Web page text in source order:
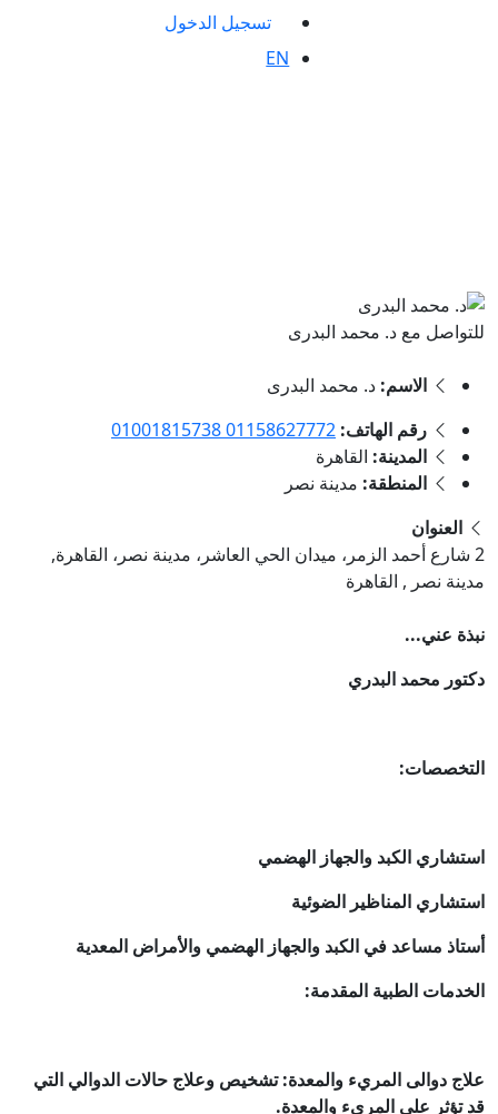
تسجيل الدخول
EN
للتواصل مع د. محمد البدرى
الاسم: د. محمد البدرى
رقم الهاتف: 01158627772 01001815738
المدينة: القاهرة
المنطقة: مدينة نصر
العنوان
2 شارع أحمد الزمر، ميدان الحي العاشر، مدينة نصر، القاهرة,
مدينة نصر , القاهرة
نبذة عني...
دكتور محمد البدري
التخصصات:
استشاري الكبد والجهاز الهضمي
استشاري المناظير الضوئية
أستاذ مساعد في الكبد والجهاز الهضمي والأمراض المعدية
الخدمات الطبية المقدمة:
علاج دوالى المريء والمعدة: تشخيص وعلاج حالات الدوالي التي
قد تؤثر على المريء والمعدة.